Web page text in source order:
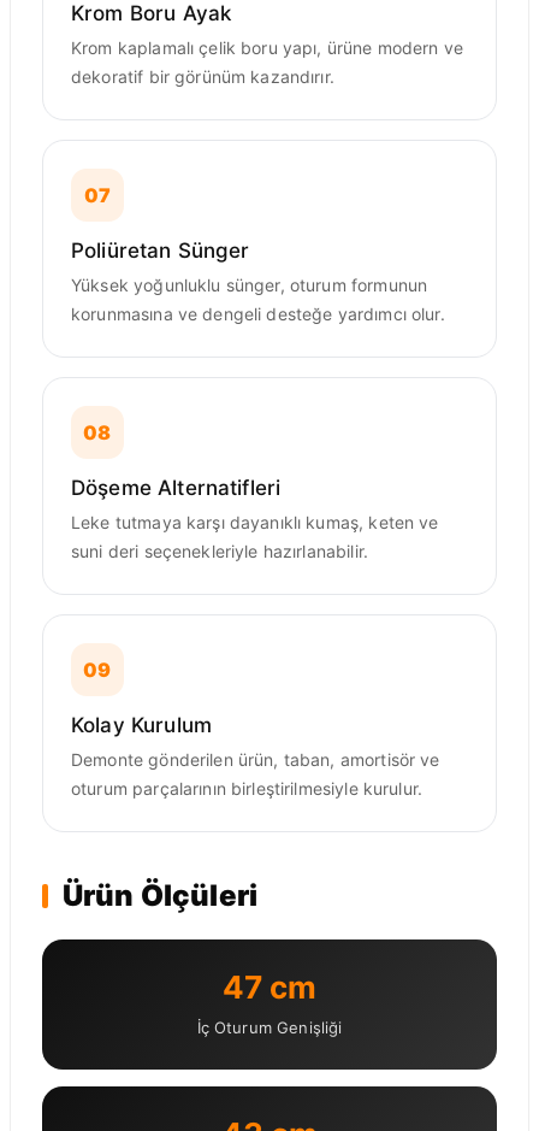
Krom Boru Ayak
Krom kaplamalı çelik boru yapı, ürüne modern ve
dekoratif bir görünüm kazandırır.
07
Poliüretan Sünger
Yüksek yoğunluklu sünger, oturum formunun
korunmasına ve dengeli desteğe yardımcı olur.
08
Döşeme Alternatifleri
Leke tutmaya karşı dayanıklı kumaş, keten ve
suni deri seçenekleriyle hazırlanabilir.
09
Kolay Kurulum
Demonte gönderilen ürün, taban, amortisör ve
oturum parçalarının birleştirilmesiyle kurulur.
Ürün Ölçüleri
47 cm
İç Oturum Genişliği